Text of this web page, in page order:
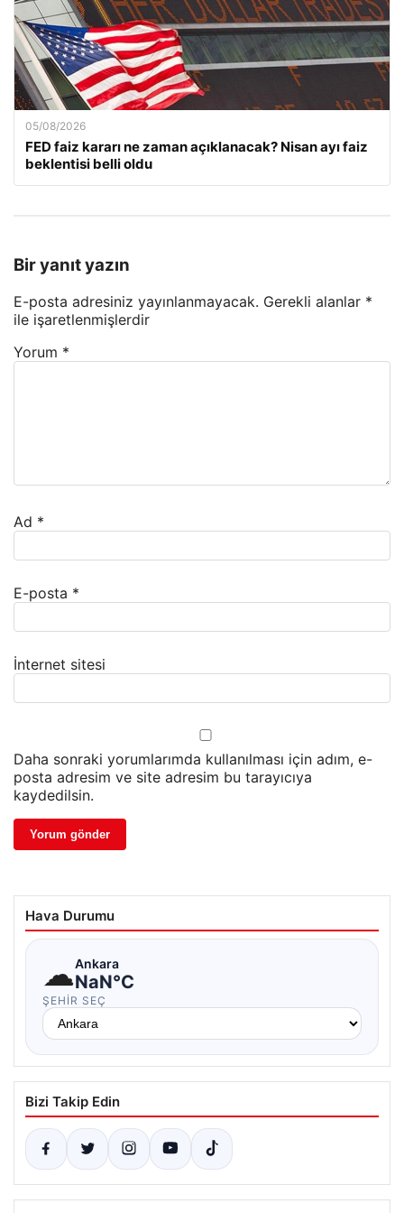
05/08/2026
FED faiz kararı ne zaman açıklanacak? Nisan ayı faiz
beklentisi belli oldu
Bir yanıt yazın
E-posta adresiniz yayınlanmayacak. Gerekli alanlar *
ile işaretlenmişlerdir
Yorum *
Ad *
E-posta *
İnternet sitesi
Daha sonraki yorumlarımda kullanılması için adım, e-
posta adresim ve site adresim bu tarayıcıya
kaydedilsin.
Hava Durumu
☁Ankara
NaN°C
ŞEHIR SEÇ
Bizi Takip Edin